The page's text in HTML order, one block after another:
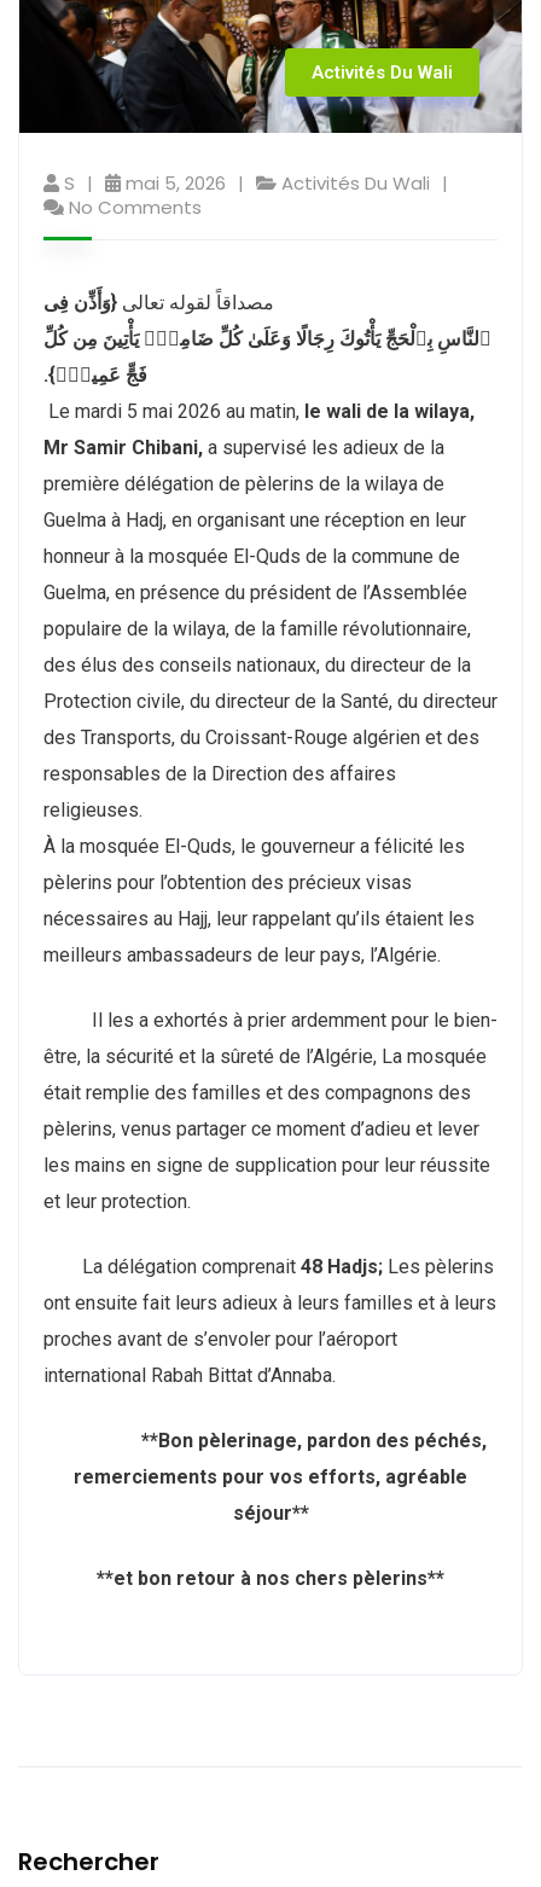
Activités Du Wali
S mai 5, 2026
Activités Du Wali
No Comments
مصداقاً لقوله تعالى {وَأَذِّن فِى
ٱلنَّاسِ بِٱلْحَجِّ يَأْتُوكَ رِجَالًا وَعَلَىٰ كُلِّ ضَامِرٍۢ يَأْتِينَ مِن كُلِّ
فَجٍّ عَمِيقٍۢ}.
Le mardi 5 mai 2026 au matin, le wali de la wilaya,
Mr Samir Chibani, a supervisé les adieux de la
première délégation de pèlerins de la wilaya de
Guelma à Hadj, en organisant une réception en leur
honneur à la mosquée El-Quds de la commune de
Guelma, en présence du président de l’Assemblée
populaire de la wilaya, de la famille révolutionnaire,
des élus des conseils nationaux, du directeur de la
Protection civile, du directeur de la Santé, du directeur
des Transports, du Croissant-Rouge algérien et des
responsables de la Direction des affaires
religieuses.
À la mosquée El-Quds, le gouverneur a félicité les
pèlerins pour l’obtention des précieux visas
nécessaires au Hajj, leur rappelant qu’ils étaient les
meilleurs ambassadeurs de leur pays, l’Algérie.
Il les a exhortés à prier ardemment pour le bien-
être, la sécurité et la sûreté de l’Algérie, La mosquée
était remplie des familles et des compagnons des
pèlerins, venus partager ce moment d’adieu et lever
les mains en signe de supplication pour leur réussite
et leur protection.
La délégation comprenait 48 Hadjs; Les pèlerins
ont ensuite fait leurs adieux à leurs familles et à leurs
proches avant de s’envoler pour l’aéroport
international Rabah Bittat d’Annaba.
**Bon pèlerinage, pardon des péchés,
remerciements pour vos efforts, agréable
séjour**
**et bon retour à nos chers pèlerins**
Rechercher